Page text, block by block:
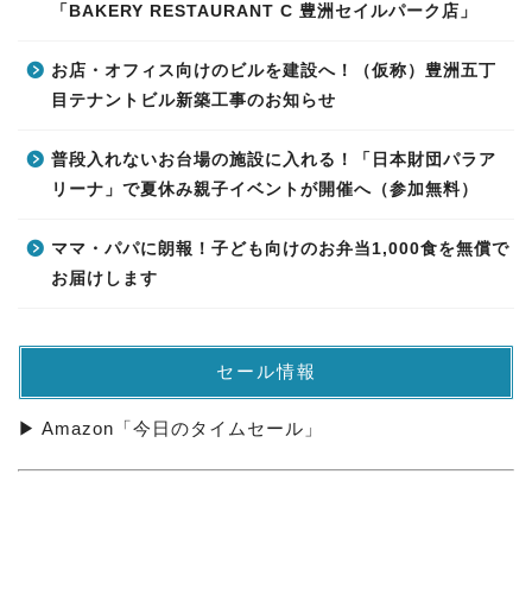
「BAKERY RESTAURANT C 豊洲セイルパーク店」
お店・オフィス向けのビルを建設へ！（仮称）豊洲五丁
目テナントビル新築工事のお知らせ
普段入れないお台場の施設に入れる！「日本財団パラア
リーナ」で夏休み親子イベントが開催へ（参加無料）
ママ・パパに朗報！子ども向けのお弁当1,000食を無償で
お届けします
セール情報
▶ Amazon「今日のタイムセール」